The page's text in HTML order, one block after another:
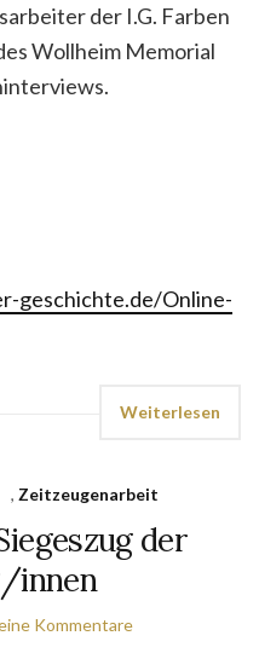
der I.G. Farben
Wollheim Memorial
geschichte.de/Online-
Weiterlesen
, Zeitzeugenarbeit
der
innen
Kommentare